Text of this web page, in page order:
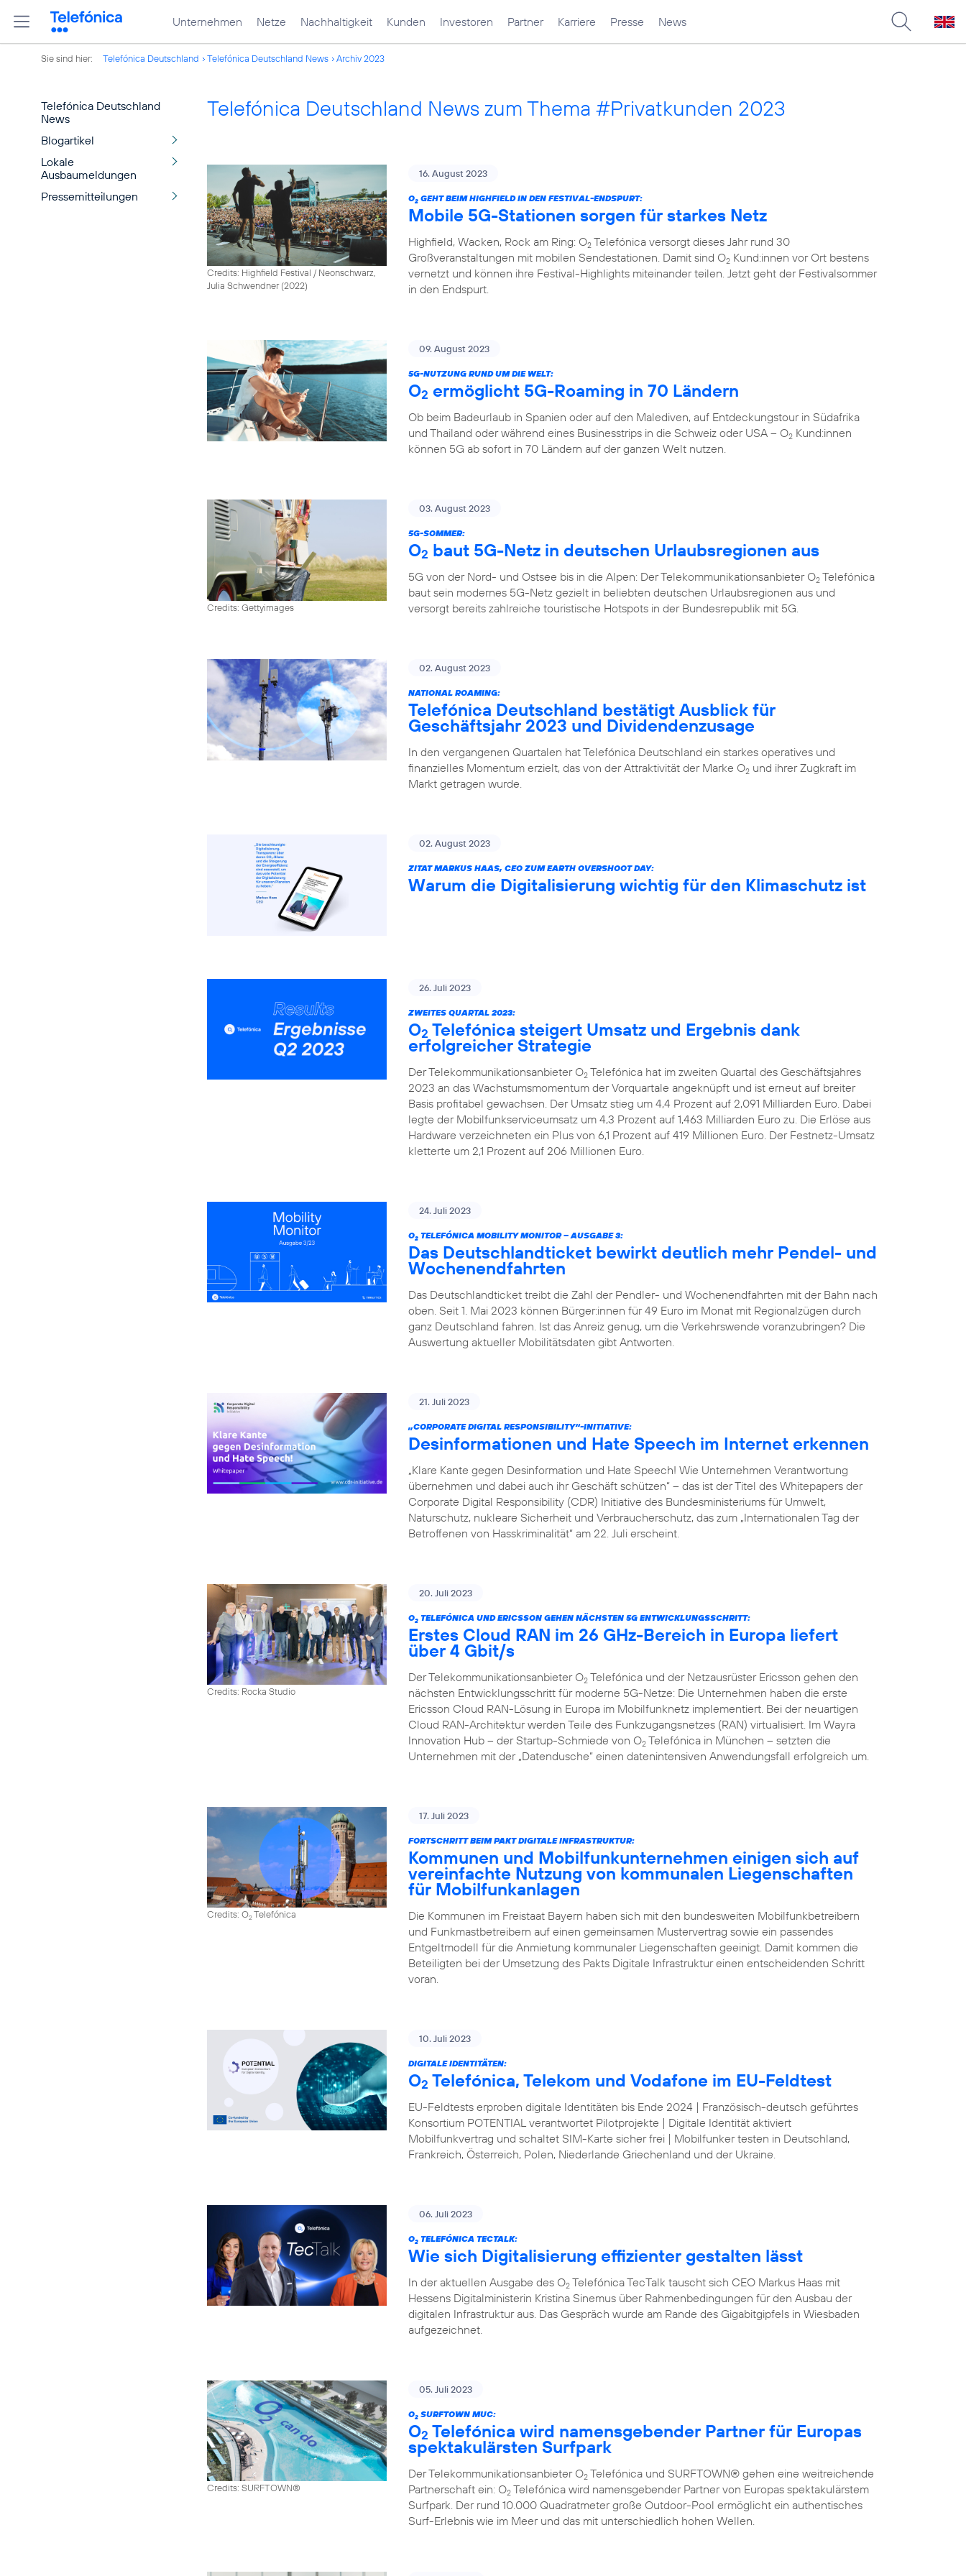
Unternehmen Netze Nachhaltigkeit Kunden Investoren Partner Karriere Presse News
Sie sind hier: Telefónica Deutschland Telefónica Deutschland News Archiv 2023
Telefónica Deutschland
News
Blogartikel
Lokale
Ausbaumeldungen
Pressemitteilungen
Telefónica Deutschland News zum Thema #Privatkunden 2023
Credits: Highfield Festival / Neonschwarz,
Julia Schwendner (2022)
16. August 2023
O2 GEHT BEIM HIGHFIELD IN DEN FESTIVAL-ENDSPURT:
Mobile 5G-Stationen sorgen für starkes Netz
Highfield, Wacken, Rock am Ring: O2 Telefónica versorgt dieses Jahr rund 30
Großveranstaltungen mit mobilen Sendestationen. Damit sind O2 Kund:innen vor Ort bestens
vernetzt und können ihre Festival-Highlights miteinander teilen. Jetzt geht der Festivalsommer
in den Endspurt.
09. August 2023
5G-NUTZUNG RUND UM DIE WELT:
O2 ermöglicht 5G-Roaming in 70 Ländern
Ob beim Badeurlaub in Spanien oder auf den Malediven, auf Entdeckungstour in Südafrika
und Thailand oder während eines Businesstrips in die Schweiz oder USA – O2 Kund:innen
können 5G ab sofort in 70 Ländern auf der ganzen Welt nutzen.
Credits: Gettyimages
03. August 2023
5G-SOMMER:
O2 baut 5G-Netz in deutschen Urlaubsregionen aus
5G von der Nord- und Ostsee bis in die Alpen: Der Telekommunikationsanbieter O2 Telefónica
baut sein modernes 5G-Netz gezielt in beliebten deutschen Urlaubsregionen aus und
versorgt bereits zahlreiche touristische Hotspots in der Bundesrepublik mit 5G.
02. August 2023
NATIONAL ROAMING:
Telefónica Deutschland bestätigt Ausblick für
Geschäftsjahr 2023 und Dividendenzusage
In den vergangenen Quartalen hat Telefónica Deutschland ein starkes operatives und
finanzielles Momentum erzielt, das von der Attraktivität der Marke O2 und ihrer Zugkraft im
Markt getragen wurde.
02. August 2023
ZITAT MARKUS HAAS, CEO ZUM EARTH OVERSHOOT DAY:
Warum die Digitalisierung wichtig für den Klimaschutz ist
26. Juli 2023
ZWEITES QUARTAL 2023:
O2 Telefónica steigert Umsatz und Ergebnis dank
erfolgreicher Strategie
Der Telekommunikationsanbieter O2 Telefónica hat im zweiten Quartal des Geschäftsjahres
2023 an das Wachstumsmomentum der Vorquartale angeknüpft und ist erneut auf breiter
Basis profitabel gewachsen. Der Umsatz stieg um 4,4 Prozent auf 2,091 Milliarden Euro. Dabei
legte der Mobilfunkserviceumsatz um 4,3 Prozent auf 1,463 Milliarden Euro zu. Die Erlöse aus
Hardware verzeichneten ein Plus von 6,1 Prozent auf 419 Millionen Euro. Der Festnetz-Umsatz
kletterte um 2,1 Prozent auf 206 Millionen Euro.
24. Juli 2023
O2 TELEFÓNICA MOBILITY MONITOR – AUSGABE 3:
Das Deutschlandticket bewirkt deutlich mehr Pendel- und
Wochenendfahrten
Das Deutschlandticket treibt die Zahl der Pendler- und Wochenendfahrten mit der Bahn nach
oben. Seit 1. Mai 2023 können Bürger:innen für 49 Euro im Monat mit Regionalzügen durch
ganz Deutschland fahren. Ist das Anreiz genug, um die Verkehrswende voranzubringen? Die
Auswertung aktueller Mobilitätsdaten gibt Antworten.
21. Juli 2023
„CORPORATE DIGITAL RESPONSIBILITY“-INITIATIVE:
Desinformationen und Hate Speech im Internet erkennen
„Klare Kante gegen Desinformation und Hate Speech! Wie Unternehmen Verantwortung
übernehmen und dabei auch ihr Geschäft schützen“ – das ist der Titel des Whitepapers der
Corporate Digital Responsibility (CDR) Initiative des Bundesministeriums für Umwelt,
Naturschutz, nukleare Sicherheit und Verbraucherschutz, das zum „Internationalen Tag der
Betroffenen von Hasskriminalität“ am 22. Juli erscheint.
Credits: Rocka Studio
20. Juli 2023
O2 TELEFÓNICA UND ERICSSON GEHEN NÄCHSTEN 5G ENTWICKLUNGSSCHRITT:
Erstes Cloud RAN im 26 GHz-Bereich in Europa liefert
über 4 Gbit/s
Der Telekommunikationsanbieter O2 Telefónica und der Netzausrüster Ericsson gehen den
nächsten Entwicklungsschritt für moderne 5G-Netze: Die Unternehmen haben die erste
Ericsson Cloud RAN-Lösung in Europa im Mobilfunknetz implementiert. Bei der neuartigen
Cloud RAN-Architektur werden Teile des Funkzugangsnetzes (RAN) virtualisiert. Im Wayra
Innovation Hub – der Startup-Schmiede von O2 Telefónica in München – setzten die
Unternehmen mit der „Datendusche“ einen datenintensiven Anwendungsfall erfolgreich um.
Credits: O2Telefónica
17. Juli 2023
FORTSCHRITT BEIM PAKT DIGITALE INFRASTRUKTUR:
Kommunen und Mobilfunkunternehmen einigen sich auf
vereinfachte Nutzung von kommunalen Liegenschaften
für Mobilfunkanlagen
Die Kommunen im Freistaat Bayern haben sich mit den bundesweiten Mobilfunkbetreibern
und Funkmastbetreibern auf einen gemeinsamen Mustervertrag sowie ein passendes
Entgeltmodell für die Anmietung kommunaler Liegenschaften geeinigt. Damit kommen die
Beteiligten bei der Umsetzung des Pakts Digitale Infrastruktur einen entscheidenden Schritt
voran.
10. Juli 2023
DIGITALE IDENTITÄTEN:
O2 Telefónica, Telekom und Vodafone im EU-Feldtest
EU-Feldtests erproben digitale Identitäten bis Ende 2024 | Französisch-deutsch geführtes
Konsortium POTENTIAL verantwortet Pilotprojekte | Digitale Identität aktiviert
Mobilfunkvertrag und schaltet SIM-Karte sicher frei | Mobilfunker testen in Deutschland,
Frankreich, Österreich, Polen, Niederlande Griechenland und der Ukraine.
06. Juli 2023
O2 TELEFÓNICA TECTALK:
Wie sich Digitalisierung effizienter gestalten lässt
In der aktuellen Ausgabe des O2 Telefónica TecTalk tauscht sich CEO Markus Haas mit
Hessens Digitalministerin Kristina Sinemus über Rahmenbedingungen für den Ausbau der
digitalen Infrastruktur aus. Das Gespräch wurde am Rande des Gigabitgipfels in Wiesbaden
aufgezeichnet.
Credits: SURFTOWN®
05. Juli 2023
O2 SURFTOWN MUC:
O2 Telefónica wird namensgebender Partner für Europas
spektakulärsten Surfpark
Der Telekommunikationsanbieter O2 Telefónica und SURFTOWN® gehen eine weitreichende
Partnerschaft ein: O2 Telefónica wird namensgebender Partner von Europas spektakulärstem
Surfpark. Der rund 10.000 Quadratmeter große Outdoor-Pool ermöglicht ein authentisches
Surf-Erlebnis wie im Meer und das mit unterschiedlich hohen Wellen.